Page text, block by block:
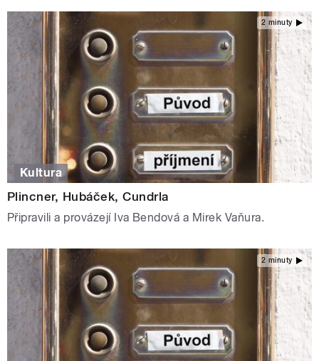
2 minuty
Kultura
Plincner, Hubáček, Cundrla
Připravili a provázejí Iva Bendová a Mirek Vaňura.
2 minuty